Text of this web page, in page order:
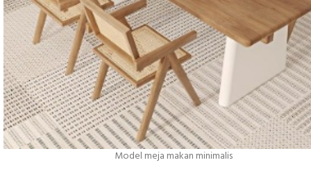
Model meja makan minimalis